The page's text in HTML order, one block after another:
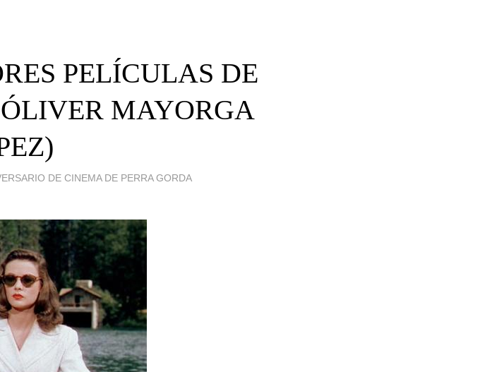
PELÍCULAS DE
MAYORGA
DE CINEMA DE PERRA GORDA